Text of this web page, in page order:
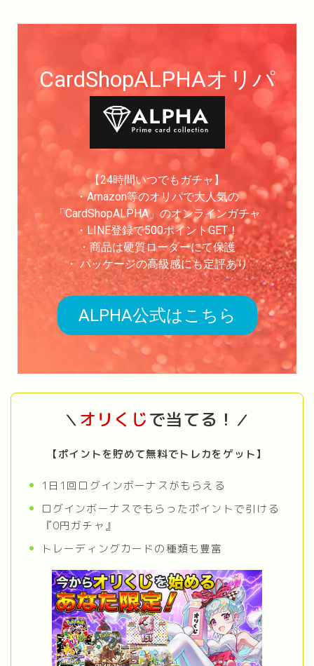
CardShopALPHAオリパ
【24時間いつでもガチャ】
・Amazon等のオリパで大人気の
「CardShopALPHA」のオンラインガチャ
・LINE登録で500ポイントGET！
・商品は硬質ローダーにて保護
・ パッケージの高級感にも定評あり
ALPHA公式はこちら
＼ オリくじで当てる！ ／
【ポイントを貯めて無料でトレカをゲット】
1日1回ログインボーナスがもらえる
ログインボーナスでもらったポイントで引ける
『0円ガチャ』
トレーディングカードの種類も豊富